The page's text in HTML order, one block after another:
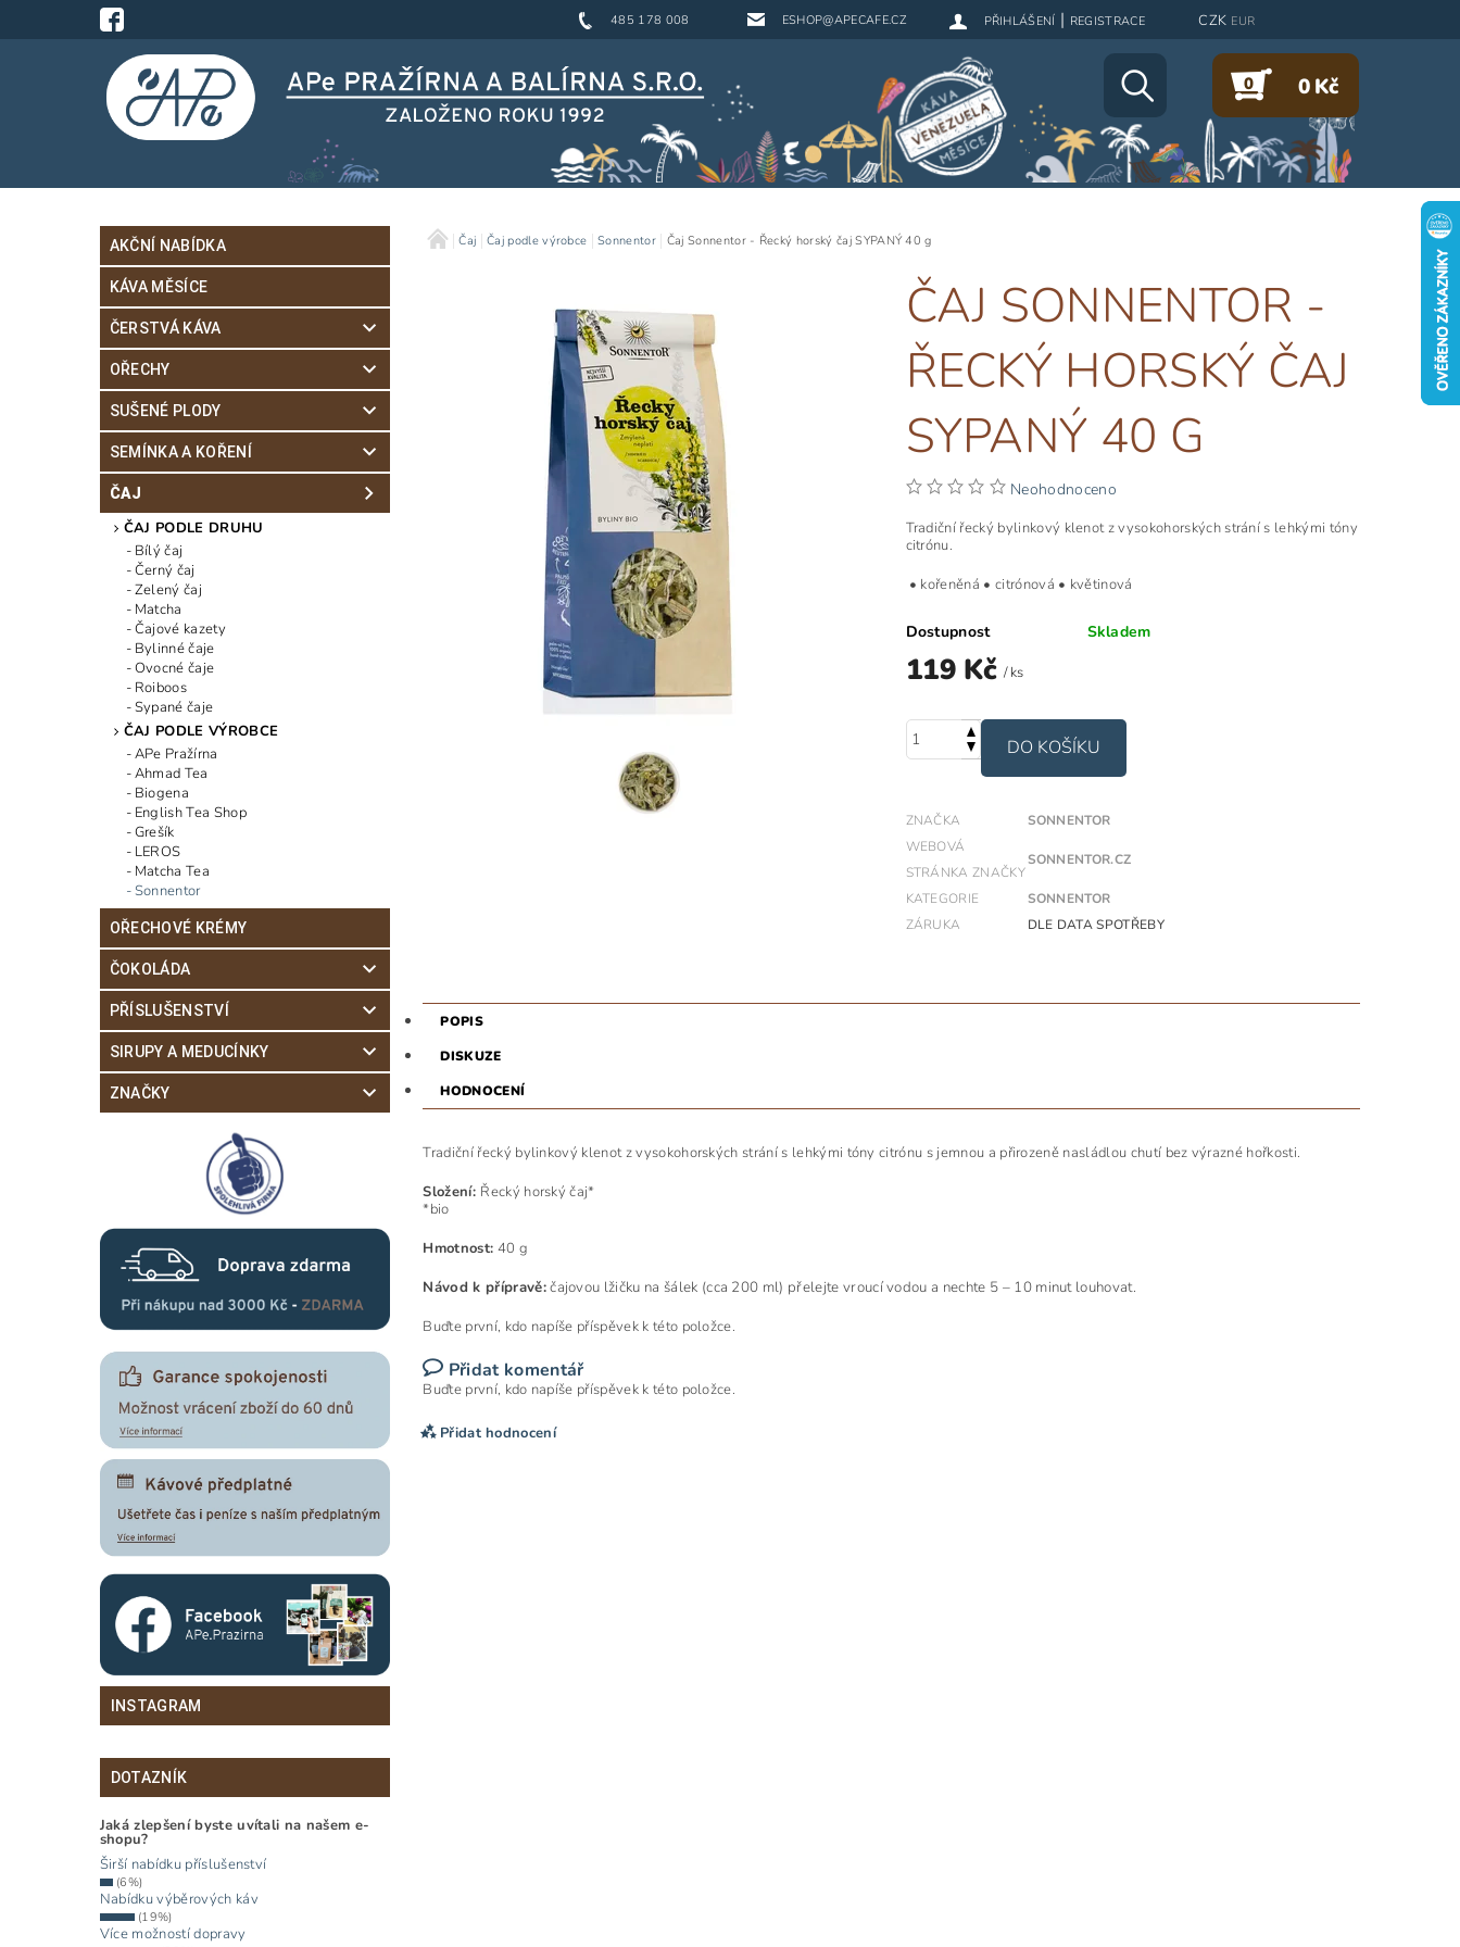
485 178 008 ESHOP@APECAFE.CZ CZK EUR
PŘIHLÁŠENÍ | REGISTRACE
0 0 Kč
AKČNÍ NABÍDKA
KÁVA MĚSÍCE
ČERSTVÁ KÁVA
OŘECHY
SUŠENÉ PLODY
SEMÍNKA A KOŘENÍ
ČAJ
ČAJ PODLE DRUHU
Bílý čaj
Černý čaj
Zelený čaj
Matcha
Čajové kazety
Bylinné čaje
Ovocné čaje
Roiboos
Sypané čaje
ČAJ PODLE VÝROBCE
APe Pražírna
Ahmad Tea
Biogena
English Tea Shop
Grešík
LEROS
Matcha Tea
Sonnentor
OŘECHOVÉ KRÉMY
ČOKOLÁDA
PŘÍSLUŠENSTVÍ
SIRUPY A MEDUCÍNKY
ZNAČKY
INSTAGRAM
DOTAZNÍK
Jaká zlepšení byste uvítali na našem e-
shopu?
Širší nabídku příslušenství
(6%)
Nabídku výběrových káv
(19%)
Více možností dopravy
Čaj Čaj podle výrobce Sonnentor Čaj Sonnentor - Řecký horský čaj SYPANÝ 40 g
ČAJ SONNENTOR -
ŘECKÝ HORSKÝ ČAJ
SYPANÝ 40 G
Neohodnoceno
Tradiční řecký bylinkový klenot z vysokohorských strání s lehkými tóny
citrónu.
• kořeněná • citrónová • květinová
Dostupnost Skladem
119 Kč/ ks
ZNAČKA
SONNENTOR
WEBOVÁ
STRÁNKA ZNAČKY
SONNENTOR.CZ
KATEGORIE
SONNENTOR
ZÁRUKA
DLE DATA SPOTŘEBY
POPIS
DISKUZE
HODNOCENÍ
Tradiční řecký bylinkový klenot z vysokohorských strání s lehkými tóny citrónu s jemnou a přirozeně nasládlou chutí bez výrazné hořkosti.
Složení: Řecký horský čaj*
*bio
Hmotnost: 40 g
Návod k přípravě:čajovou lžičku na šálek (cca 200 ml) přelejte vroucí vodou a nechte 5 – 10 minut louhovat.
Buďte první, kdo napíše příspěvek k této položce.
Přidat komentář
Buďte první, kdo napíše příspěvek k této položce.
Přidat hodnocení